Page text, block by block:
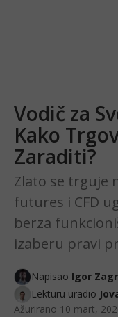
Vodič za
Kako
Zaraditi?
Zlato se trguje
futures i CFD
berza
izaberu pravi
Napisao Igor
Lekturu uradio
Ažurirano 10 mart,